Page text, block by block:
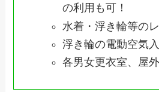
の利用も可！
水着・浮き輪等の
浮き輪の電動空気
各男女更衣室、屋